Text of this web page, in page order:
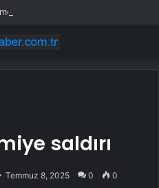
saldırı
Temmuz 8, 2025 0 0